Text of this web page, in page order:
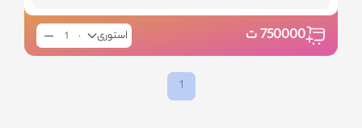
750000ت استوری
1